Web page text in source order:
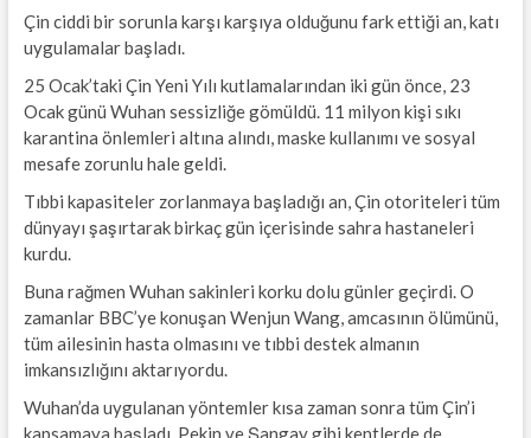
Çin ciddi bir sorunla karşı karşıya olduğunu fark ettiği an, katı
uygulamalar başladı.
25 Ocak’taki Çin Yeni Yılı kutlamalarından iki gün önce, 23
Ocak günü Wuhan sessizliğe gömüldü. 11 milyon kişi sıkı
karantina önlemleri altına alındı, maske kullanımı ve sosyal
mesafe zorunlu hale geldi.
Tıbbi kapasiteler zorlanmaya başladığı an, Çin otoriteleri tüm
dünyayı şaşırtarak birkaç gün içerisinde sahra hastaneleri
kurdu.
Buna rağmen Wuhan sakinleri korku dolu günler geçirdi. O
zamanlar BBC’ye konuşan Wenjun Wang, amcasının ölümünü,
tüm ailesinin hasta olmasını ve tıbbi destek almanın
imkansızlığını aktarıyordu.
Wuhan’da uygulanan yöntemler kısa zaman sonra tüm Çin’i
kapsamaya başladı. Pekin ve Şangay gibi kentlerde de